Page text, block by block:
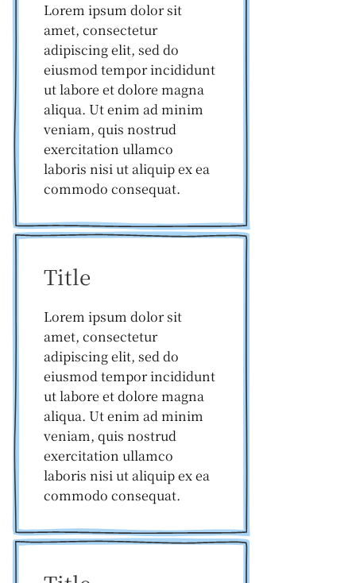
Lorem ipsum dolor sit
amet, consectetur
adipiscing elit, sed do
eiusmod tempor incididunt
ut labore et dolore magna
aliqua. Ut enim ad minim
veniam, quis nostrud
exercitation ullamco
laboris nisi ut aliquip ex ea
commodo consequat.
Title
Lorem ipsum dolor sit
amet, consectetur
adipiscing elit, sed do
eiusmod tempor incididunt
ut labore et dolore magna
aliqua. Ut enim ad minim
veniam, quis nostrud
exercitation ullamco
laboris nisi ut aliquip ex ea
commodo consequat.